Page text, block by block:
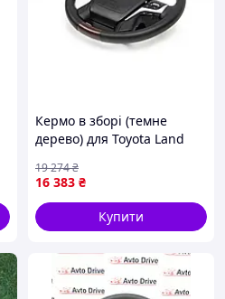
Кермо в зборі (темне
дерево) для Toyota Land
2023 рр
16 383 ₴
19 274₴
Купити